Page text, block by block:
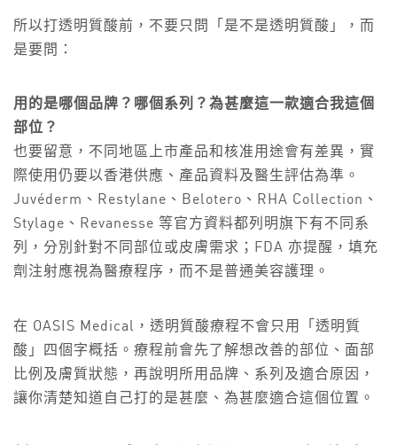
所以打透明質酸前，不要只問「是不是透明質酸」，而
是要問：
用的是哪個品牌？哪個系列？為甚麼這一款適合我這個
部位？
也要留意，不同地區上市產品和核准用途會有差異，實
際使用仍要以香港供應、產品資料及醫生評估為準。
Juvéderm、Restylane、Belotero、RHA Collection、
Stylage、Revanesse 等官方資料都列明旗下有不同系
列，分別針對不同部位或皮膚需求；FDA 亦提醒，填充
劑注射應視為醫療程序，而不是普通美容護理。
在 OASIS Medical，透明質酸療程不會只用「透明質
酸」四個字概括。療程前會先了解想改善的部位、面部
比例及膚質狀態，再說明所用品牌、系列及適合原因，
讓你清楚知道自己打的是甚麼、為甚麼適合這個位置。